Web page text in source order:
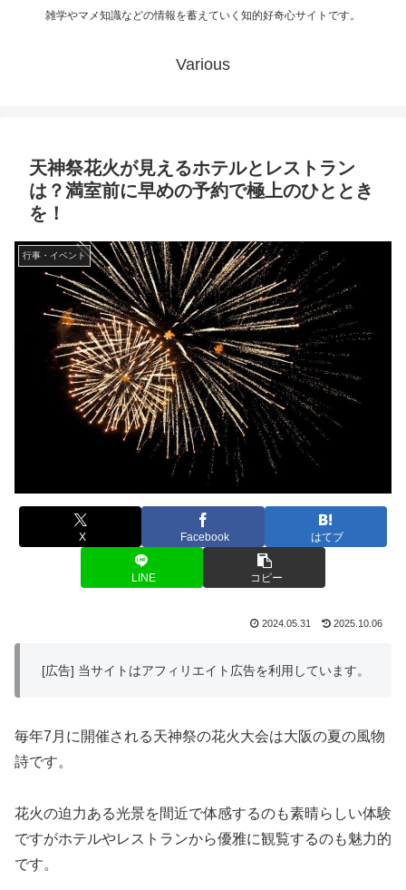
雑学やマメ知識などの情報を蓄えていく知的好奇心サイトです。
Various
天神祭花火が見えるホテルとレストラン
は？満室前に早めの予約で極上のひととき
を！
行事・イベント
X Facebook はてブ
LINE コピー
2024.05.31 2025.10.06
[広告] 当サイトはアフィリエイト広告を利用しています。
毎年7月に開催される天神祭の花火大会は大阪の夏の風物
詩です。
花火の迫力ある光景を間近で体感するのも素晴らしい体験
ですがホテルやレストランから優雅に観覧するのも魅力的
です。